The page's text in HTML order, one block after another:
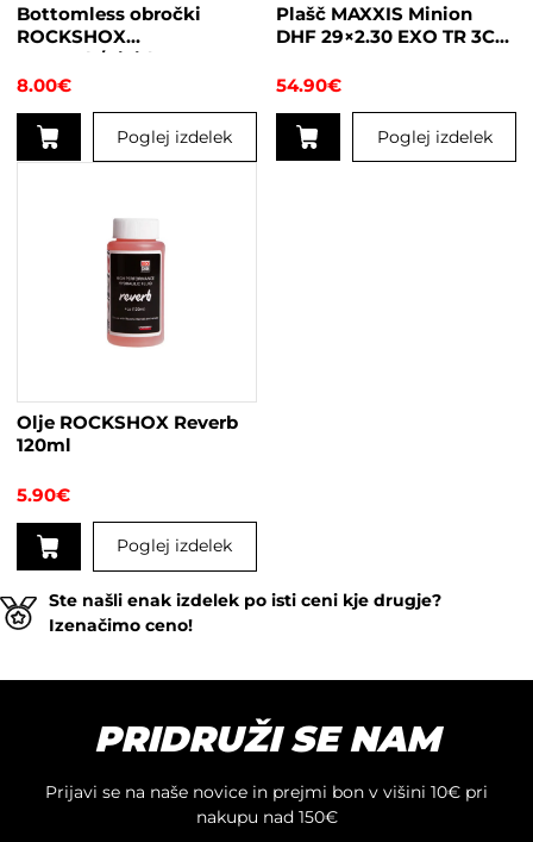
Bottomless obročki
ROCKSHOX
Monarch/Vivid
8.00€
Poglej izdelek
Plašč MAXXIS Minion
DHF 29×2.30 EXO TR 3C
54.90€
Poglej izdelek
Olje ROCKSHOX Reverb
120ml
5.90€
Poglej izdelek
Ste našli enak izdelek po isti ceni kje drugje?
Izenačimo ceno!
PRIDRUŽI SE NAM
Prijavi se na naše novice in prejmi bon v višini 10€ pri
nakupu nad 150€